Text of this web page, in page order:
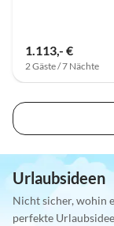
1.113,- €
2 Gäste / 7 Nächte
Urlaubsideen
Nicht sicher, wohin
perfekte